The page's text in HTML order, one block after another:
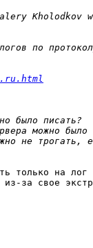
только на
за свое